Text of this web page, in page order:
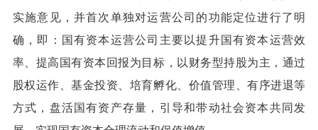
实施意见，并首次单独对运营公司的功能定位进行了明
确，即：国有资本运营公司主要以提升国有资本运营效
率、提高国有资本回报为目标，以财务型持股为主，通过
股权运作、基金投资、培育孵化、价值管理、有序进退等
方式，盘活国有资产存量，引导和带动社会资本共同发